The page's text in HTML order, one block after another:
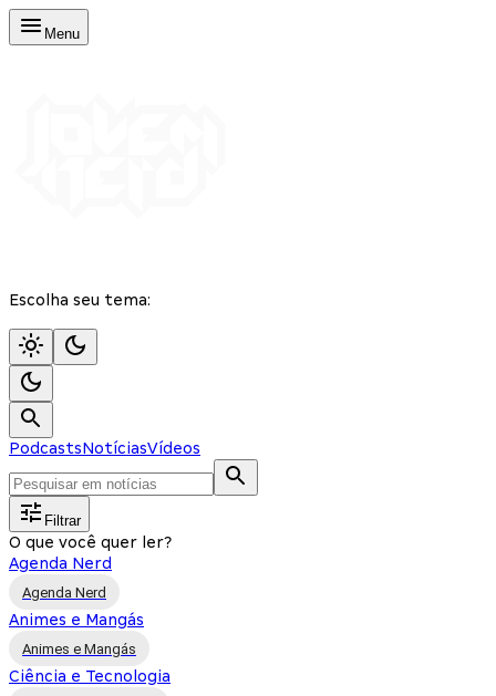
Menu
Escolha seu tema:
PodcastsNotíciasVídeos
Filtrar
O que você quer ler?
Agenda Nerd
Agenda Nerd
Animes e Mangás
Animes e Mangás
Ciência e Tecnologia